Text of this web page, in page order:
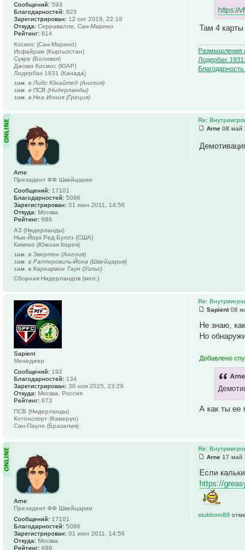
https://
Там 4
Размышления
Лодербах
Сообщений: 593
Благодарностей: 825
Зарегистрирован: 12 окт 2019, 22:18
Откуда: Серравалле, Сан-Марино
Рейтинг: 814
Космос (Сан-Марино)
Исфайрам (Кыргызстан)
Сукре (Боливия)
Джомо Космос (ЮАР)
Лодербах 1931 (Канада)
зам. в Лидс Юнайтед (Англия)
зам. в ПСВ (Нидерланды)
зам. в Неа Иония (Греция)
Re:
Arne 08 май
Arne
Президент ФФ Швейцарии
Сообщений: 17101
Благодарностей: 5086
Зарегистрирован: 01 июн 2011, 14:56
Откуда: Москва
Рейтинг: 686
АЗ (Нидерланды)
Нью-Йорк Ред Буллз (США)
Кимпхо (Южная Корея)
зам. в Эвертон (Англия)
зам. в Рапперсвиль-Йона (Швейцария)
зам. в Карнарвон Таун (Уэльс)
Сборная Нидерландов (мол.)
Re:
Sapient08
Не знаю,
Но
Добавлено
А как ты ее
Sapient
Менеджер
Сообщений: 192
Благодарностей: 134
Зарегистрирован: 30 ноя 2025, 23:29
Откуда: Москва, Россия
Рейтинг: 673
ПСВ (Нидерланды)
Котонспорт (Камерун)
Сан-Пауло (Бразилия)
Re:
Arne 17 май
Если
https://
stubborn89
Arne
Президент ФФ Швейцарии
Сообщений: 17101
Благодарностей: 5086
Зарегистрирован: 01 июн 2011, 14:56
Откуда: Москва
Рейтинг: 686